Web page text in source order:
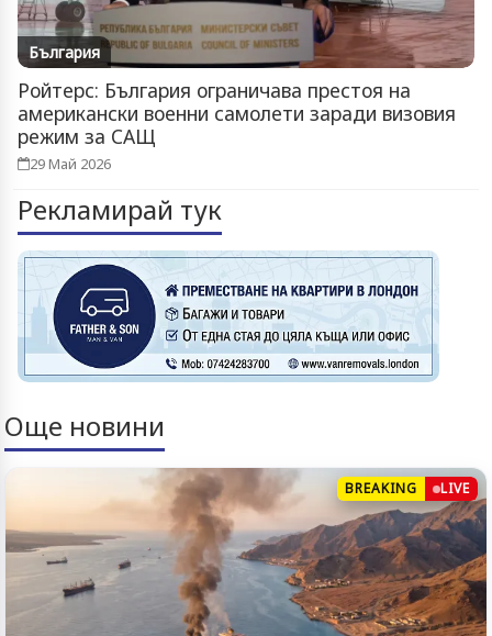
България
Ройтерс: България ограничава престоя на
американски военни самолети заради визовия
режим за САЩ
29 Май 2026
Рекламирай тук
Още новини
BREAKING LIVE